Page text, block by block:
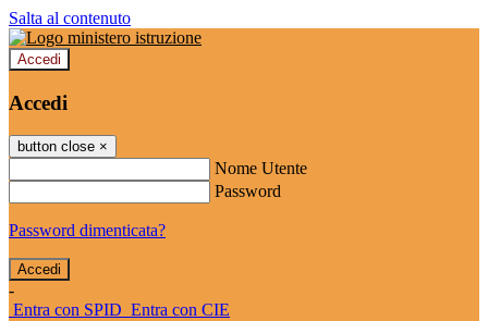
Salta al contenuto
Accedi
Accedi
button close ×
Nome Utente
Password
Password dimenticata?
-
Entra con SPID Entra con CIE